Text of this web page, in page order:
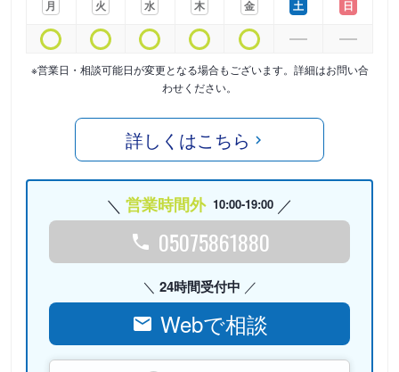
月
火
水
木
金
土
日
※営業日・相談可能日が変更となる場合もございます。詳細はお問い合
わせください。
詳しくはこちら
営業時間外 10:00-19:00
05075861880
24時間受付中
Webで相談